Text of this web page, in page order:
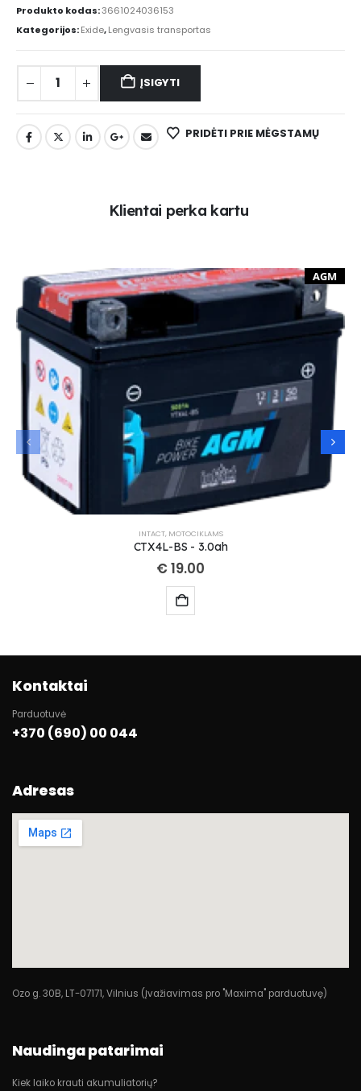
Produkto kodas:3661024036153
Kategorijos:Exide,Lengvasis transportas
ĮSIGYTI
PRIDĖTI PRIE MĖGSTAMŲ
Klientai perka kartu
AGM
INTACT, MOTOCIKLAMS
CTX4L-BS - 3.0ah
€ 19.00
Kontaktai
Parduotuvė
+370 (690) 00 044
Adresas
Ozo g. 30B, LT-07171, Vilnius (Įvažiavimas pro "Maxima" parduotuvę)
Naudinga patarimai
Kiek laiko krauti akumuliatorių?